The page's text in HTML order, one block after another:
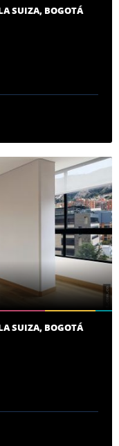
SUIZA, BOGOTÁ
SUIZA, BOGOTÁ